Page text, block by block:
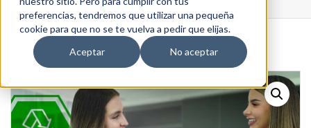
preferencias, tendremos que utilizar una pequeña
cookie para que no se te vuelva a pedir que elijas.
Aceptar
No aceptar